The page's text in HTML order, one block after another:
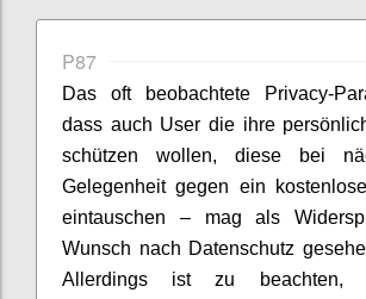
P87
Das oft beobachtete Privacy-
dass auch User die ihre
schützen wollen, diese bei
Gelegenheit gegen ein
eintauschen – mag als
Wunsch nach Datenschutz
Allerdings ist zu beachten,